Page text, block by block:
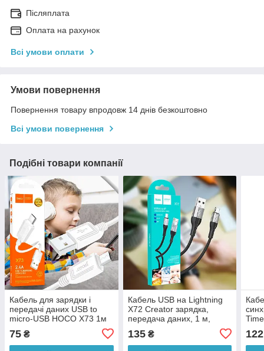
Післяплата
Оплата на рахунок
Всі умови оплати
Умови повернення
Повернення товару впродовж 14 днів безкоштовно
Всі умови повернення
Подібні товари компанії
Кабель для зарядки і
передачі даних USB to
micro-USB HOCO X73 1м
75 ₴
Кабель USB на Lightning
X72 Creator зарядка,
передача даних, 1 м,
135₴ 122